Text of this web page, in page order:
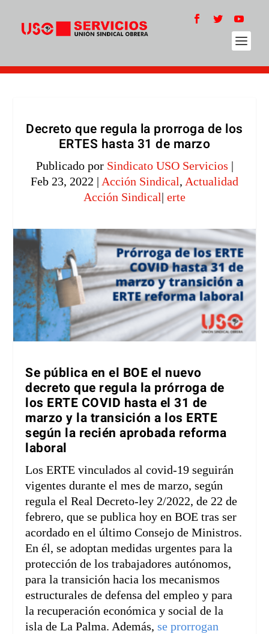
Decreto que regula la prorroga de los
ERTES hasta 31 de marzo
Publicado por Sindicato USO Servicios |
Feb 23, 2022 | Acción Sindical, Actualidad
Acción Sindical| erte
Se pública en el BOE el nuevo
decreto que regula la prórroga de
los ERTE COVID hasta el 31 de
marzo y la transición a los ERTE
según la recién aprobada reforma
laboral
Los ERTE vinculados al covid-19 seguirán
vigentes durante el mes de marzo, según
regula el Real Decreto-ley 2/2022, de 22 de
febrero, que se publica hoy en BOE tras ser
acordado en el último Consejo de Ministros.
En él, se adoptan medidas urgentes para la
protección de los trabajadores autónomos,
para la transición hacia los mecanismos
estructurales de defensa del empleo y para
la recuperación económica y social de la
isla de La Palma. Además,se prorrogan